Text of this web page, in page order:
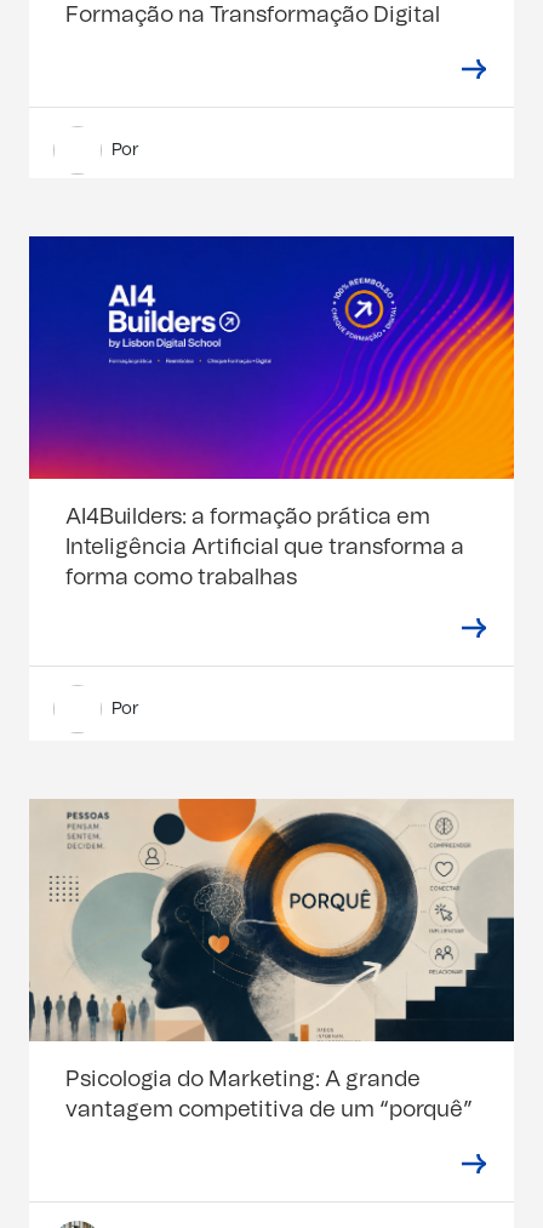
Formação na Transformação Digital
Por
AI4Builders: a formação prática em
Inteligência Artificial que transforma a
forma como trabalhas
Por
Psicologia do Marketing: A grande
vantagem competitiva de um “porquê”